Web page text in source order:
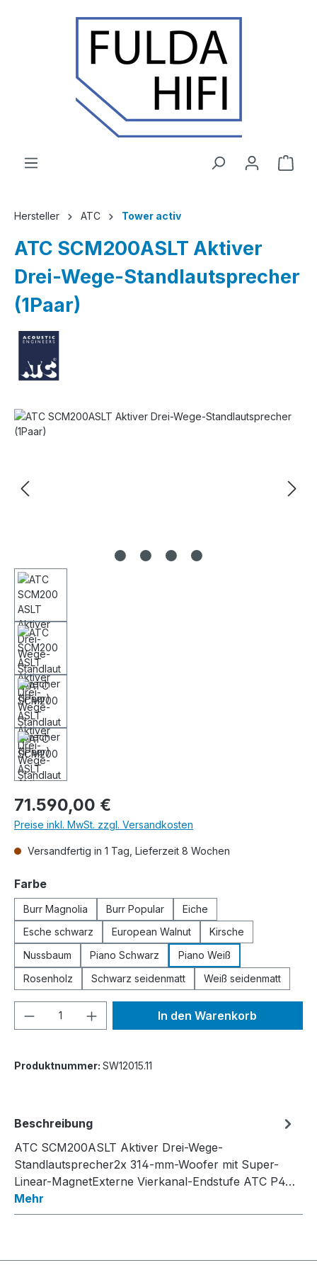
Zum Hauptinhalt springen
Hersteller ATC Tower activ
ATC SCM200ASLT Aktiver
Drei-Wege-Standlautsprecher
(1Paar)
Bildergalerie überspringen
Regulärer Preis:
71.590,00 €
Preise inkl. MwSt. zzgl. Versandkosten
Versandfertig in 1 Tag, Lieferzeit 8 Wochen
Farbeauswählen
Burr Magnolia Burr Popular
Eiche
Esche schwarz
European Walnut
Kirsche
Nussbaum
Piano Schwarz
Piano Weiß
Rosenholz
Schwarz seidenmatt Weiß seidenmatt
Produkt Anzahl: Gib denIn den Warenkorb
Produktnummer: SW12015.11
Beschreibung
ATC SCM200ASLT Aktiver Drei-Wege-
Standlautsprecher2x 314-mm-Woofer mit Super-
Linear-MagnetExterne Vierkanal-Endstufe ATC P4…
Mehr